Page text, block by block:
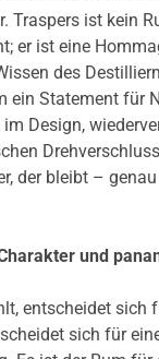
Traspers ist kein
er ist eine
des
ein Statement für
Design,
der bleibt –
und
entscheidet sich
sich für